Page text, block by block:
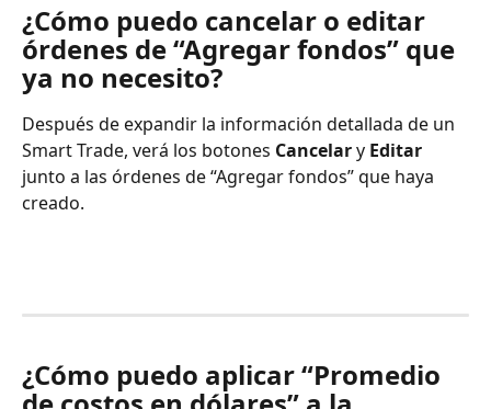
¿Cómo puedo cancelar o editar
órdenes de “Agregar fondos” que
ya no necesito?
Después de expandir la información detallada de un
Smart Trade, verá los botones Cancelar y Editar
junto a las órdenes de “Agregar fondos” que haya
creado.
¿Cómo puedo aplicar “Promedio